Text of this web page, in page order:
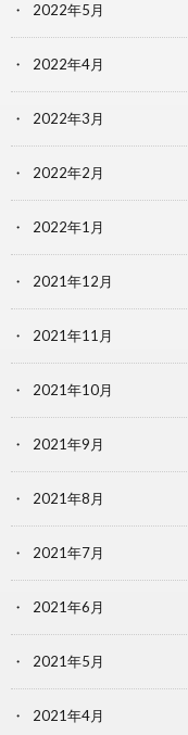
2022年5月
2022年4月
2022年3月
2022年2月
2022年1月
2021年12月
2021年11月
2021年10月
2021年9月
2021年8月
2021年7月
2021年6月
2021年5月
2021年4月